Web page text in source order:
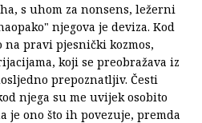
s uhom za nonsens, ležerni
njegova je deviza. Kod
na pravi pjesnički kozmos,
koji se preobražava iz
prepoznatljiv. Česti
njega su me uvijek osobito
ono što ih povezuje, premda